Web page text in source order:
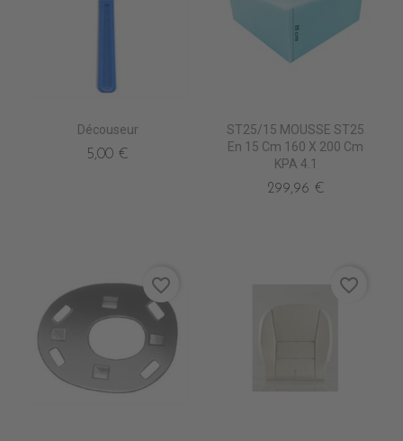
Découseur
5,00 €
ST25/15 MOUSSE ST25
En 15 Cm 160 X 200 Cm
KPA 4.1
299,96 €
favorite_border favorite_border